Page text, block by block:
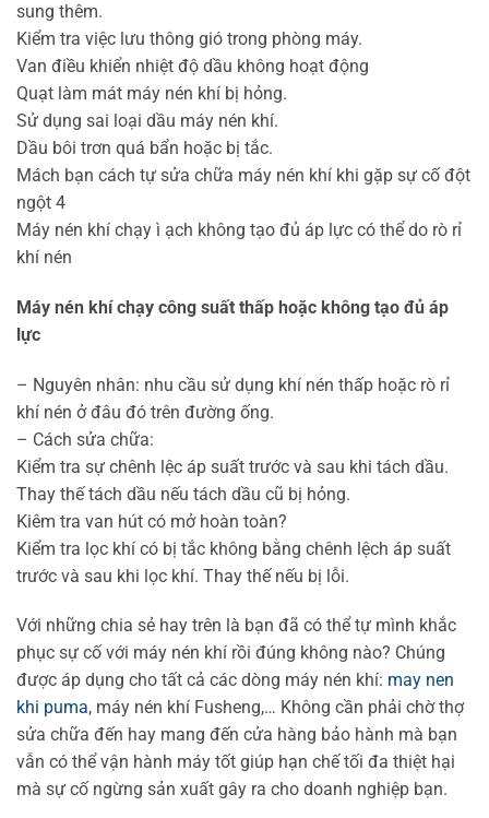
sung thêm.
Kiểm tra việc lưu thông gió trong phòng máy.
Van điều khiển nhiệt độ dầu không hoạt động
Quạt làm mát máy nén khí bị hỏng.
Sử dụng sai loại dầu máy nén khí.
Dầu bôi trơn quá bẩn hoặc bị tắc.
Mách bạn cách tự sửa chữa máy nén khí khi gặp sự cố đột
ngột 4
Máy nén khí chạy ì ạch không tạo đủ áp lực có thể do rò rỉ
khí nén
Máy nén khí chạy công suất thấp hoặc không tạo đủ áp
lực
– Nguyên nhân: nhu cầu sử dụng khí nén thấp hoặc rò rỉ
khí nén ở đâu đó trên đường ống.
– Cách sửa chữa:
Kiểm tra sự chênh lệc áp suất trước và sau khi tách dầu.
Thay thế tách dầu nếu tách dầu cũ bị hỏng.
Kiêm tra van hút có mở hoàn toàn?
Kiểm tra lọc khí có bị tắc không bằng chênh lệch áp suất
trước và sau khi lọc khí. Thay thế nếu bị lỗi.
Với những chia sẻ hay trên là bạn đã có thể tự mình khắc
phục sự cố với máy nén khí rồi đúng không nào? Chúng
được áp dụng cho tất cả các dòng máy nén khí: may nen
khi puma, máy nén khí Fusheng,… Không cần phải chờ thợ
sửa chữa đến hay mang đến cửa hàng bảo hành mà bạn
vẫn có thể vận hành máy tốt giúp hạn chế tối đa thiệt hại
mà sự cố ngừng sản xuất gây ra cho doanh nghiệp bạn.